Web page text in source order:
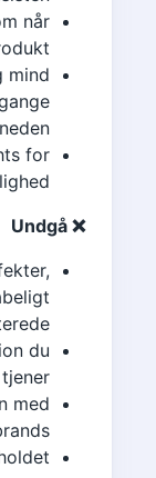
når
mind
for
❌ Undgå
du
tjener
med